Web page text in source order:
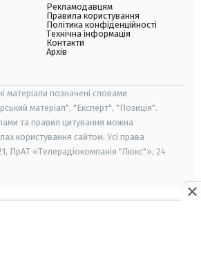
Рекламодавцям
Правила користування
Політика конфіденційності
Технічна інформація
Контакти
Архів
матеріали позначені словами
матеріал", "Експерт", "Позиція".
та правил цитування можна
користування сайтом. Усі права
ПрАТ «Телерадіокомпанія "Люкс"», 24